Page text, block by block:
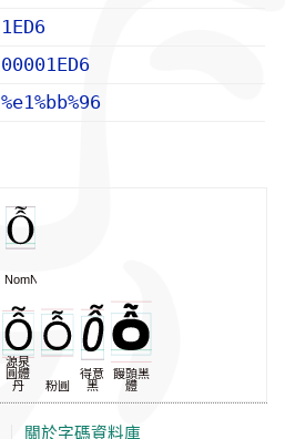
1ED6
00001ED6
%e1%bb%96
NomNaTong
源泉
圓體
丹
粉圓
得意
黑
饅頭黑
體
關於字碼資料庫